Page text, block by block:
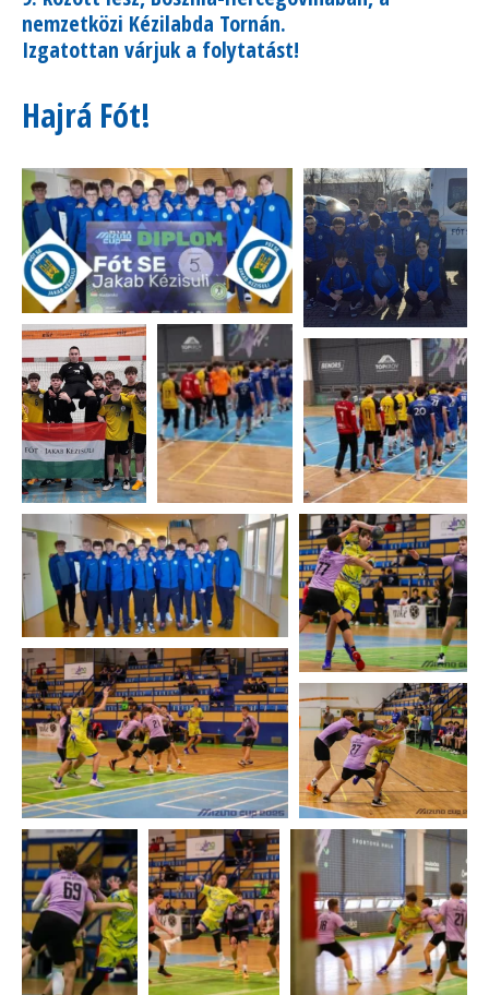
nemzetközi Kézilabda Tornán.
Izgatottan várjuk a folytatást!
Hajrá Fót!